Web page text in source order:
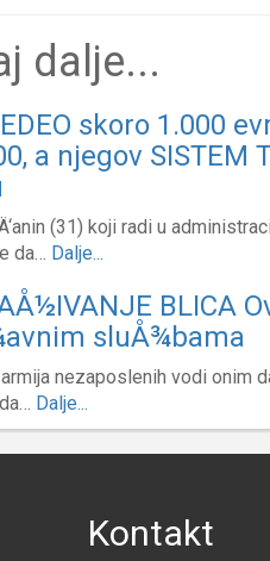
dalje...
skoro 1.000
a njegov SISTEM
(31) koji radi u
da… Dalje...
BLICA
sluÅ¾bama
nezaposlenih vodi onim
Dalje...
Kontakt